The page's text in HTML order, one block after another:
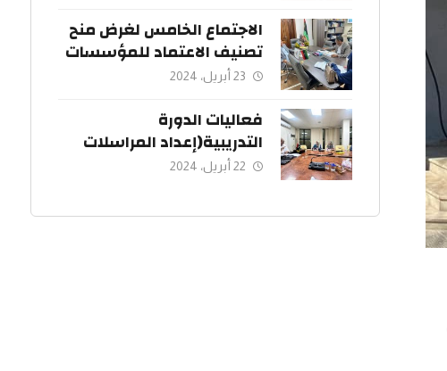
الاجتماع الخامس لغرض منح
تصنيف الاعتماد للمؤسسات
التعليمية.
23 أبريل، 2024
فعاليات الدورة
التدريبية(إعداد المراسلات
الرسمية و صياغةمحاضر
22 أبريل، 2024